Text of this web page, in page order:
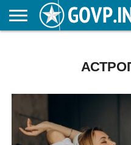
ОБРАЗОВАНИЕ